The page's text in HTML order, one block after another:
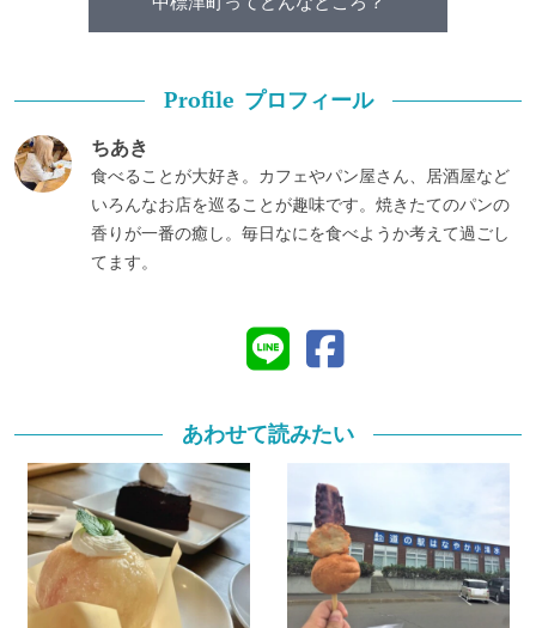
Profile プロフィール
ちあき
食べることが大好き。カフェやパン屋さん、居酒屋など
いろんなお店を巡ることが趣味です。焼きたてのパンの
香りが一番の癒し。毎日なにを食べようか考えて過ごし
てます。
あわせて読みたい